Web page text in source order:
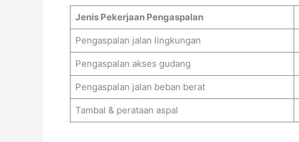
Jenis Pekerjaan Pengaspalan
Pengaspalan jalan lingkungan
Pengaspalan akses gudang
Pengaspalan jalan beban berat
Tambal & perataan aspal